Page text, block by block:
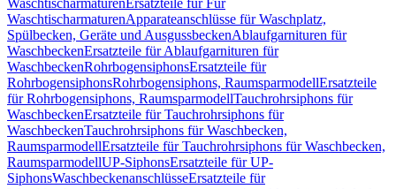
WaschtischarmaturenErsatzteile für Für
WaschtischarmaturenApparateanschlüsse für Waschplatz,
Spülbecken, Geräte und AusgussbeckenAblaufgarnituren für
WaschbeckenErsatzteile für Ablaufgarnituren für
WaschbeckenRohrbogensiphonsErsatzteile für
RohrbogensiphonsRohrbogensiphons, RaumsparmodellErsatzteile
für Rohrbogensiphons, RaumsparmodellTauchrohrsiphons für
WaschbeckenErsatzteile für Tauchrohrsiphons für
WaschbeckenTauchrohrsiphons für Waschbecken,
RaumsparmodellErsatzteile für Tauchrohrsiphons für Waschbecken,
RaumsparmodellUP-SiphonsErsatzteile für UP-
SiphonsWaschbeckenanschlüsseErsatzteile für